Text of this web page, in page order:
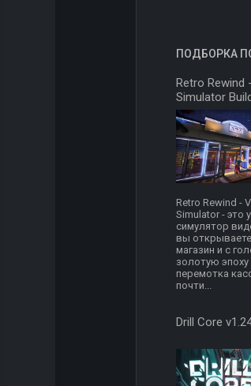
ПОДБОРКА
Retro Rewind
Simulator Build
Retro Rewind -
Simulator - это
симулятор
вы
магазин и с
золотую эпоху
перемотка
почти...
Drill Core